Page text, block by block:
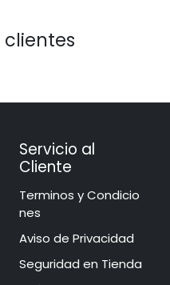
clientes
Servicio al
Cliente
​​​​​​​​​​​​​​​​​​T​e​r​mi​n​o​s​ ​y​ Co​n​di​cio​
ne​s
Aviso de Privacidad
​​​​​​​​S​e​gu​r​idad ​en​ Ti​enda